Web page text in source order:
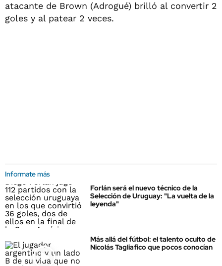
atacante de Brown (Adrogué) brilló al convertir 2
goles y al patear 2 veces.
Informate más
Forlán será el nuevo técnico de la
Selección de Uruguay: "La vuelta de la
leyenda"
Más allá del fútbol: el talento oculto de
Nicolás Tagliafico que pocos conocían